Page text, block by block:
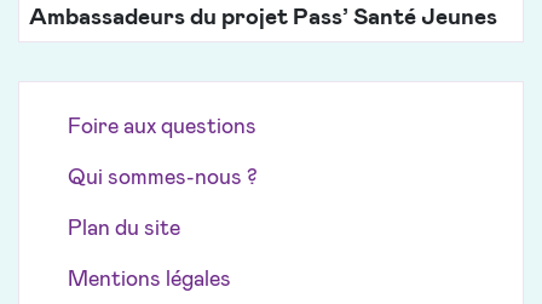
Ambassadeurs du projet Pass’ Santé Jeunes
Foire aux questions
Qui sommes-nous ?
Plan du site
Mentions légales